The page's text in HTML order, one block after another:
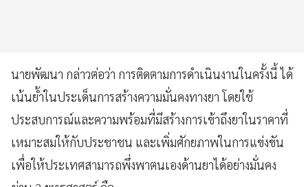
นายพัฒนา กล่าวต่อว่า การติดตามการดำเนินงานในครั้งนี้ ได้
เน้นย้ำในประเด็นการสร้างความมั่นคงทางยา โดยใช้
ประสบการณ์และความพร้อมที่มีสร้างการเข้าถึงยาในราคาที่
เหมาะสมให้กับประชาชน และเพิ่มศักยภาพในการแข่งขัน
เพื่อให้ประเทศสามารถพึ่งพาตนเองด้านยาได้อย่างมั่นคง